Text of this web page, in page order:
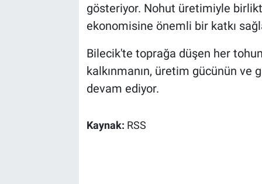
gösteriyor. Nohut üretimiyle
ekonomisine önemli bir katkı
Bilecik'te toprağa düşen her
kalkınmanın, üretim gücünün
devam ediyor.
Kaynak: RSS